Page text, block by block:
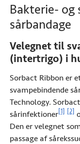
Bakterie- og
sårbandage
Velegnet til
(intertrigo) i
Sorbact Ribbon er
svampebindende
Technology.
sårinfektioner [1]
Se
[2]
Den er velegnet
passage af